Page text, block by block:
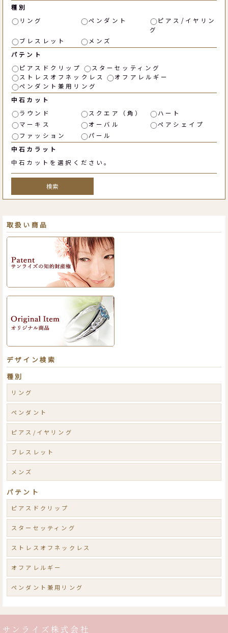
種別
リング
ペンダント
ピアス/イヤリン
グ
ブレスレット
メンズ
パテント
ピアスドクリップ
スターセッティング
ストレスオフネックレス
オフアレルギー
ペンダント兼用リング
中石カット
ラウンド
スクエア（角）
ハート
マーキス
オーバル
ペアシェイプ
ファッション
パール
中石カラット
中石カットを選択ください。
検索
取扱い商品
デザイン検索
種別
リング
ペンダント
ピアス/イヤリング
ブレスレット
メンズ
パテント
ピアスドクリップ
スターセッティング
ストレスオフネックレス
オフアレルギー
ペンダント兼用リング
サンライズ株式会社